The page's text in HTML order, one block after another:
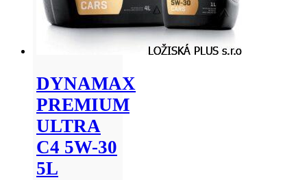
DYNAMAX
PREMIUM
ULTRA
C4 5W-30
5L